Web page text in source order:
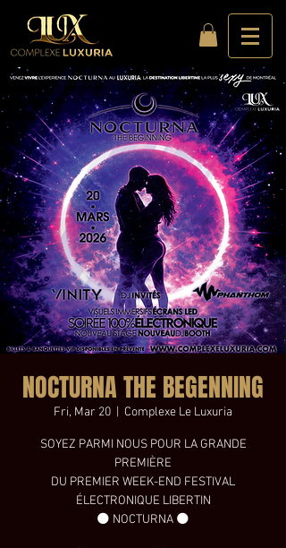
NOCTURNA THE BEGENNING
Fri, Mar 20 Complexe Le Luxuria
SOYEZ PARMI NOUS POUR LA GRANDE
PREMIÈRE
DU PREMIER WEEK-END FESTIVAL
ÉLECTRONIQUE LIBERTIN
🌑 NOCTURNA 🌑